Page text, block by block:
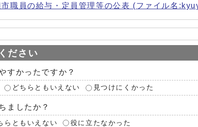
市職員の給与・定員管理等の公表 (ファイル名
ださい
すかったですか？
どちらともいえない 見つけにくかった
ましたか？
らともいえない 役に立たなかった